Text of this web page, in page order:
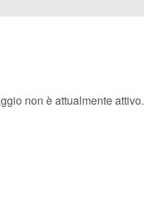
non è attualmente attivo.